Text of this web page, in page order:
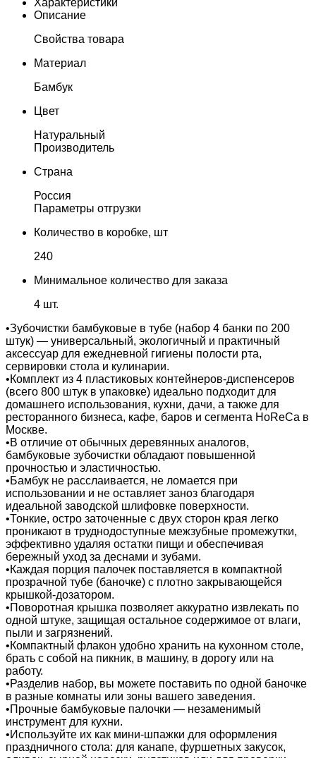
Характеристики
Описание
Свойства товара
Материал
Бамбук
Цвет
Натуральный
Производитель
Страна
Россия
Параметры отгрузки
Количество в коробке, шт
240
Минимальное количество для заказа
4 шт.
•Зубочистки бамбуковые в тубе (набор 4 банки по 200
штук) — универсальный, экологичный и практичный
аксессуар для ежедневной гигиены полости рта,
сервировки стола и кулинарии.
•Комплект из 4 пластиковых контейнеров-диспенсеров
(всего 800 штук в упаковке) идеально подходит для
домашнего использования, кухни, дачи, а также для
ресторанного бизнеса, кафе, баров и сегмента HoReCa в
Москве.
•В отличие от обычных деревянных аналогов,
бамбуковые зубочистки обладают повышенной
прочностью и эластичностью.
•Бамбук не расслаивается, не ломается при
использовании и не оставляет заноз благодаря
идеальной заводской шлифовке поверхности.
•Тонкие, остро заточенные с двух сторон края легко
проникают в труднодоступные межзубные промежутки,
эффективно удаляя остатки пищи и обеспечивая
бережный уход за деснами и зубами.
•Каждая порция палочек поставляется в компактной
прозрачной тубе (баночке) с плотно закрывающейся
крышкой-дозатором.
•Поворотная крышка позволяет аккуратно извлекать по
одной штуке, защищая остальное содержимое от влаги,
пыли и загрязнений.
•Компактный флакон удобно хранить на кухонном столе,
брать с собой на пикник, в машину, в дорогу или на
работу.
•Разделив набор, вы можете поставить по одной баночке
в разные комнаты или зоны вашего заведения.
•Прочные бамбуковые палочки — незаменимый
инструмент для кухни.
•Используйте их как мини-шпажки для оформления
праздничного стола: для канапе, фуршетных закусок,